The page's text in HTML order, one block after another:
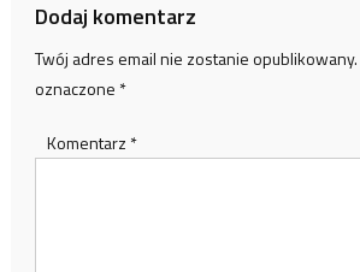
Dodaj komentarz
Twój adres email nie zostanie opublikowany.
oznaczone *
Komentarz *